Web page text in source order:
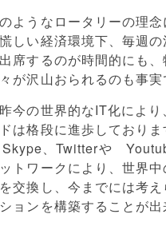
ようなロータリーの理
しい経済環境下、毎週
席するのが時間的にも
が沢山おられるのも事実
今の世界的なIT化によ
は格段に進歩しておりま
Skype、Twitterや
トワークにより、世界
交換し、今までには考
ョンを構築することが